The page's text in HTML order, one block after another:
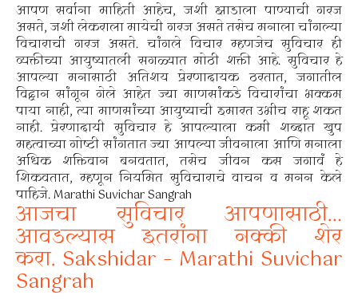
आपण सर्वाना माहिती आहेच, जशी झाडाला पाण्याची गरज
असते, जशी लेकराला मायेची गरज असते तसेच मनाला चांगल्या
विचाराची गरज असते. चांगले विचार म्हणजेच सुविचार ही
व्यक्तीच्या आयुष्यातली सगळ्यात मोठी शक्ती आहे. सुविचार हे
आपल्या मनासाठी अतिशय प्रेरणादायक ठरतात, जगातील
विद्वान सांगून गेले आहेत ज्या माणसांकडे विचारांचा भक्कम
पाया नाही, त्या माणसांच्या आयुष्याची इमारत उभीच राहू शकत
नाही. प्रेरणादायी सुविचार हे आपल्याला कमी शब्दात खुप
महत्वाच्या गोष्टी सांगतात ज्या आपल्या जीवनाला आणि मनाला
अधिक शक्तिवान बनवतात, तसेच जीवन कस जगावं हे
शिकवतात, म्हणून नियमित सुविचाराचे वाचन व मनन केले
पाहिजे. Marathi Suvichar Sangrah
आजचा सुविचार आपणासाठी…
आवडल्यास इतरांना नक्की शेर
करा. Sakshidar – Marathi Suvichar
Sangrah